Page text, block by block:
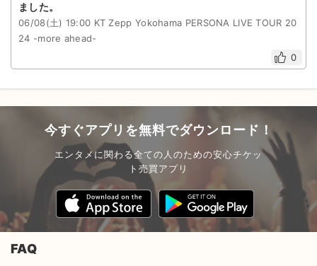
ました。
06/08(土) 19:00 KT Zepp Yokohama PERSONA LIVE TOUR 20
24 -more ahead-
0
今すぐアプリを無料でダウンロード！
エンタメに関わる全ての人のための安心チケッ
ト売買アプリ
FAQ